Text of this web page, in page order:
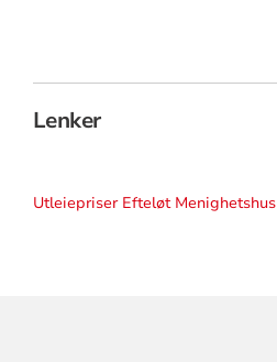
Lenker
Utleiepriser Efteløt Menighetshus